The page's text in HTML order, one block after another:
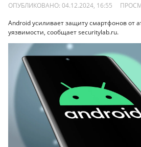
ОПУБЛИКОВАНО: 04.12.2024, 16:55
Android усиливает защиту смартфонов от
уязвимости, сообщает securitylab.ru.